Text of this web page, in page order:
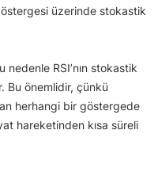
üzerinde stokastik
RSI’nın stokastik
Bu önemlidir, çünkü
herhangi bir göstergede
hareketinden kısa süreli